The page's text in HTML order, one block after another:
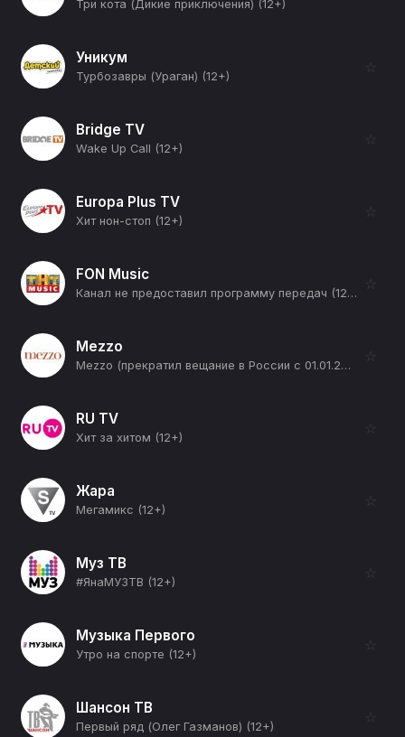
Три кота (Дикие приключения) (12+)
Уникум
Турбозавры (Ураган) (12+)
☆
Bridge TV
Wake Up Call (12+)
☆
Europa Plus TV
Хит нон-стоп (12+)
☆
FON Music
Канал не предоставил программу передач (12+)
☆
Mezzo
Mezzo (прекратил вещание в России с 01.01.2026) (12+)
☆
RU TV
Хит за хитом (12+)
☆
Жара
Мегамикс (12+)
☆
Муз ТВ
#ЯнаМУЗТВ (12+)
☆
Музыка Первого
Утро на спорте (12+)
☆
Шансон ТВ
Первый ряд (Олег Газманов) (12+)
☆